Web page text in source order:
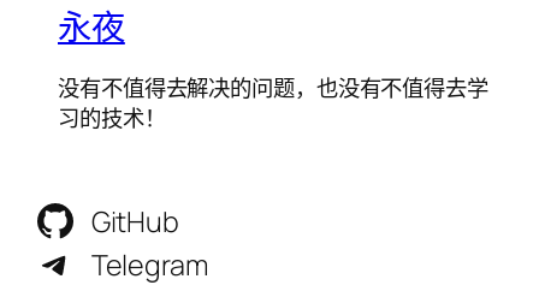
永夜
没有不值得去解决的问题，也没有不值得去学
习的技术！
GitHub
Telegram